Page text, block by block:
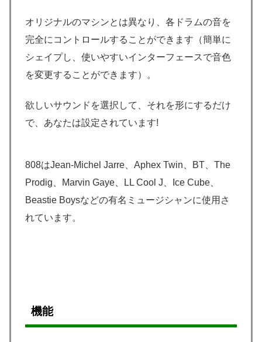
オリジナルのマシンとは異なり、各ドラムの音を
完全にコントロールすることができます（簡単に
シェイプし、使いやすいインターフェースで音色
を変更することができます）。
欲しいサウンドを選択して、それを形にするだけ
で、あなたは設定されています!
808はJean-Michel Jarre、Aphex Twin、BT、The
Prodig、Marvin Gaye、LL Cool J、Ice Cube、
Beastie Boysなどの有名ミュージシャンに使用さ
れています。
機能